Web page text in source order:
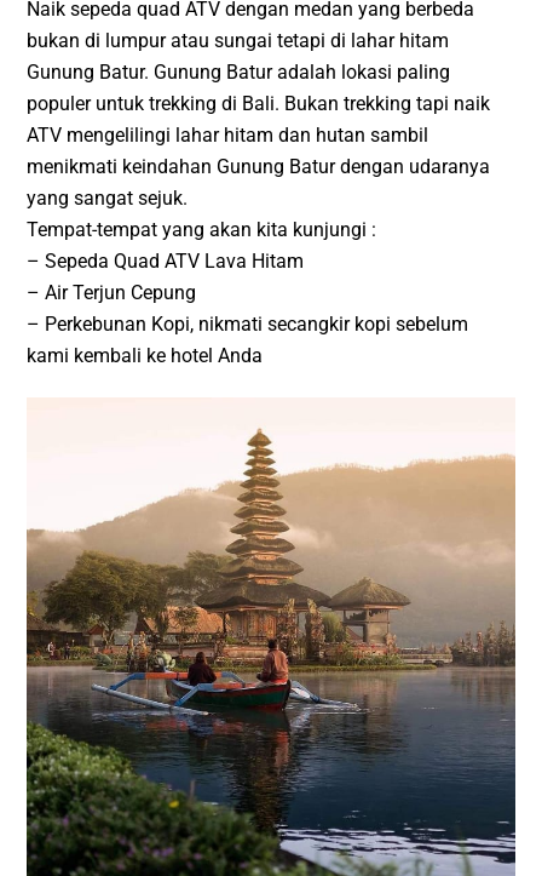
Naik sepeda quad ATV dengan medan yang berbeda
bukan di lumpur atau sungai tetapi di lahar hitam
Gunung Batur. Gunung Batur adalah lokasi paling
populer untuk trekking di Bali. Bukan trekking tapi naik
ATV mengelilingi lahar hitam dan hutan sambil
menikmati keindahan Gunung Batur dengan udaranya
yang sangat sejuk.
Tempat-tempat yang akan kita kunjungi :
– Sepeda Quad ATV Lava Hitam
– Air Terjun Cepung
– Perkebunan Kopi, nikmati secangkir kopi sebelum
kami kembali ke hotel Anda